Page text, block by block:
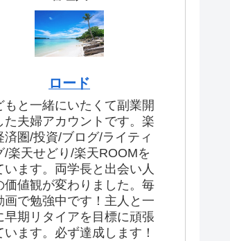
ロード
もと一緒にいたくて副業開
た夫婦アカウントです。楽
済圏/投資/ブログ/ライティ
/楽天せどり/楽天ROOMを
います。両学長と出会い人
価値観が変わりました。毎
画で勉強中です！主人と一
早期リタイアを目標に頑張
います。必ず達成します！